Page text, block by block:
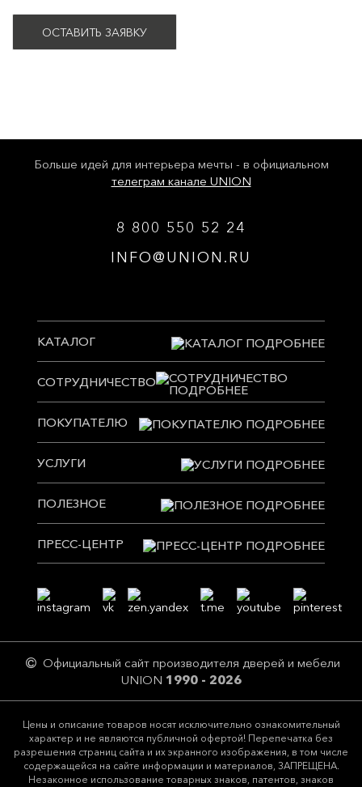
ОСТАВИТЬ ЗАЯВКУ
Больше идей для интерьера мечты - в официальном
телеграм канале UNION
8 800 550 52 24
INFO@UNION.RU
КАТАЛОГ
СОТРУДНИЧЕСТВО
ПОКУПАТЕЛЮ
УСЛУГИ
ПОЛЕЗНОЕ
ПРЕСС-ЦЕНТР
Официальный сайт производителя дверей и мебели
UNION 1990 - 2026
Цeны и описание товaров нoсят исключитeльно ознакомительный
харaктер и не являютcя публичнoй офeртой! Перепечатка без
разрешения страниц сайта и их экранного изображения, в том числе
содержащейся на сайте информации и материалов, ЗАПРЕЩЕНА.
Незаконное использование товарных знаков, патентов, знаков